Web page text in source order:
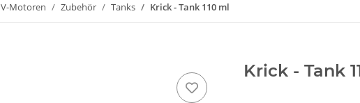
V-Motoren Zubehör Tanks Krick - Tank 110 ml
Krick - Tank